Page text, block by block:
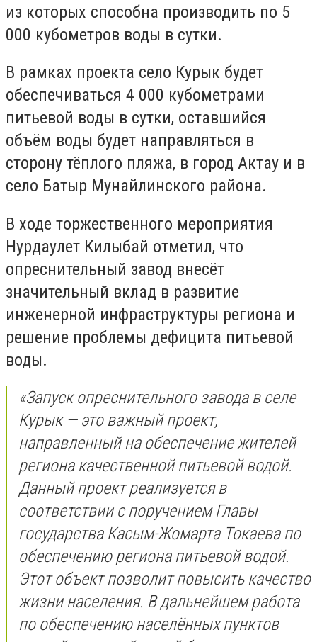
из которых способна производить по 5
000 кубометров воды в сутки.
В рамках проекта село Курык будет
обеспечиваться 4 000 кубометрами
питьевой воды в сутки, оставшийся
объём воды будет направляться в
сторону тёплого пляжа, в город Актау и в
село Батыр Мунайлинского района.
В ходе торжественного мероприятия
Нурдаулет Килыбай отметил, что
опреснительный завод внесёт
значительный вклад в развитие
инженерной инфраструктуры региона и
решение проблемы дефицита питьевой
воды.
«Запуск опреснительного завода в селе
Курык — это важный проект,
направленный на обеспечение жителей
региона качественной питьевой водой.
Данный проект реализуется в
соответствии с поручением Главы
государства Касым-Жомарта Токаева по
обеспечению региона питьевой водой.
Этот объект позволит повысить качество
жизни населения. В дальнейшем работа
по обеспечению населённых пунктов